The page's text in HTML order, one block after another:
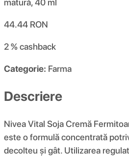
44.44 RON
2 %cashback
Categorie: Farma
Descriere
Nivea Vital Soja Cremă
este o formulă concentrată
decolteu și gât. Utilizarea